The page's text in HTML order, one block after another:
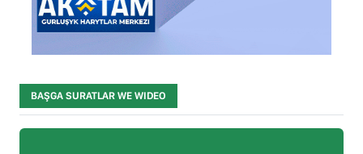
BAŞGA SURATLAR WE WIDEO